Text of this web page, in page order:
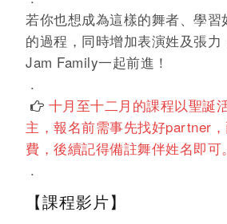
若你也想成為這樣的舞者、學習
的過程，同時增加表演姓及張力
Jam Family一起前進！
.
 十月至十二月的課程以聖誕
主，報名前需事先找好partner
費，後續記得備註舞伴姓名即可。
.
【課程影片】